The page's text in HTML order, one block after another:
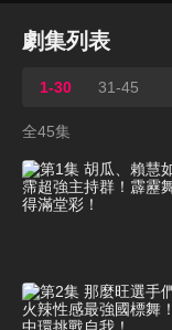
劇集列表
1-30 31-45
全45集